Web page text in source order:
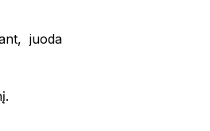
juoda